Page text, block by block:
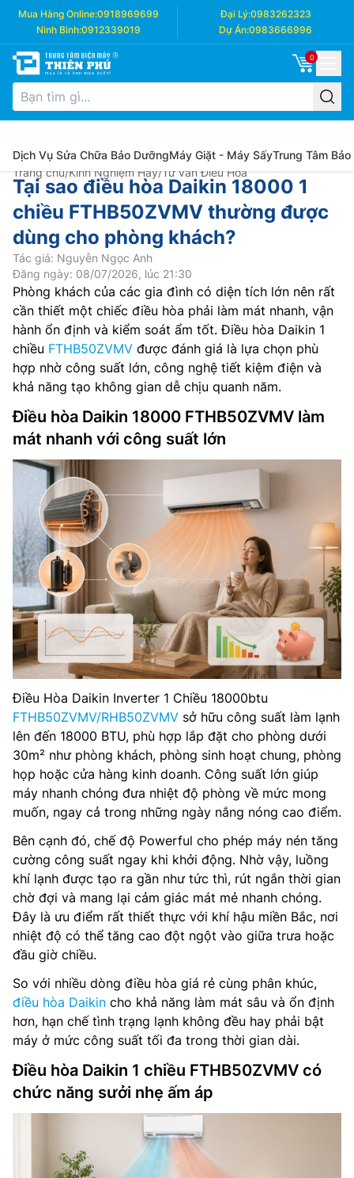
Mua Hàng Online:0918969699 Đại Lý:0983262323
Ninh Bình:0912339019 Dự Án:0983666996
0
Dịch Vụ Sửa Chữa Bảo DưỡngMáy Giặt - Máy SấyTrung Tâm Bảo
Trang chủ/Kinh Nghiệm Hay/Tư vấn Điều Hòa
Tại sao điều hòa Daikin 18000 1
chiều FTHB50ZVMV thường được
dùng cho phòng khách?
Tác giả: Nguyễn Ngọc Anh
Đăng ngày: 08/07/2026, lúc 21:30
Phòng khách của các gia đình có diện tích lớn nên rất
cần thiết một chiếc điều hòa phải làm mát nhanh, vận
hành ổn định và kiểm soát ẩm tốt. Điều hòa Daikin 1
chiều FTHB50ZVMV được đánh giá là lựa chọn phù
hợp nhờ công suất lớn, công nghệ tiết kiệm điện và
khả năng tạo không gian dễ chịu quanh năm.
Điều hòa Daikin 18000 FTHB50ZVMV làm
mát nhanh với công suất lớn
Điều Hòa Daikin Inverter 1 Chiều 18000btu
FTHB50ZVMV/RHB50ZVMV sở hữu công suất làm lạnh
lên đến 18000 BTU, phù hợp lắp đặt cho phòng dưới
30m² như phòng khách, phòng sinh hoạt chung, phòng
họp hoặc cửa hàng kinh doanh. Công suất lớn giúp
máy nhanh chóng đưa nhiệt độ phòng về mức mong
muốn, ngay cả trong những ngày nắng nóng cao điểm.
Bên cạnh đó, chế độ Powerful cho phép máy nén tăng
cường công suất ngay khi khởi động. Nhờ vậy, luồng
khí lạnh được tạo ra gần như tức thì, rút ngắn thời gian
chờ đợi và mang lại cảm giác mát mẻ nhanh chóng.
Đây là ưu điểm rất thiết thực với khí hậu miền Bắc, nơi
nhiệt độ có thể tăng cao đột ngột vào giữa trưa hoặc
đầu giờ chiều.
So với nhiều dòng điều hòa giá rẻ cùng phân khúc,
điều hòa Daikin cho khả năng làm mát sâu và ổn định
hơn, hạn chế tình trạng lạnh không đều hay phải bật
máy ở mức công suất tối đa trong thời gian dài.
Điều hòa Daikin 1 chiều FTHB50ZVMV có
chức năng sưởi nhẹ ấm áp